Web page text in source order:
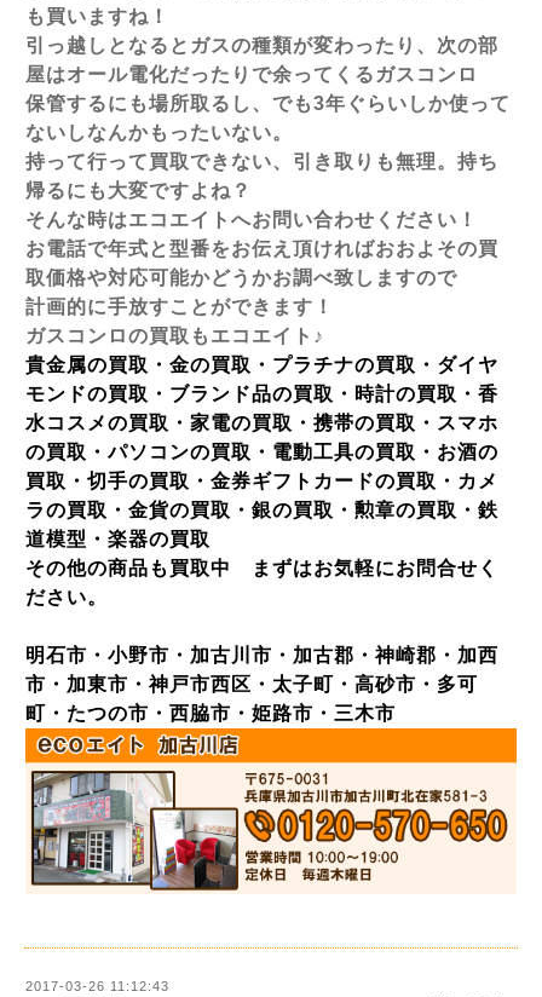
も買いますね！
引っ越しとなるとガスの種類が変わったり、次の部
屋はオール電化だったりで余ってくるガスコンロ
保管するにも場所取るし、でも3年ぐらいしか使って
ないしなんかもったいない。
持って行って買取できない、引き取りも無理。持ち
帰るにも大変ですよね？
そんな時はエコエイトへお問い合わせください！
お電話で年式と型番をお伝え頂ければおおよその買
取価格や対応可能かどうかお調べ致しますので
計画的に手放すことができます！
ガスコンロの買取もエコエイト♪
貴金属の買取・金の買取・プラチナの買取・ダイヤ
モンドの買取・ブランド品の買取・時計の買取・香
水コスメの買取・家電の買取・携帯の買取・スマホ
の買取・パソコンの買取・電動工具の買取・お酒の
買取・切手の買取・金券ギフトカードの買取・カメ
ラの買取・金貨の買取・銀の買取・勲章の買取・鉄
道模型・楽器の買取
その他の商品も買取中 まずはお気軽にお問合せく
ださい。
明石市・小野市・加古川市・加古郡・神崎郡・加西
市・加東市・神戸市西区・太子町・高砂市・多可
町・たつの市・西脇市・姫路市・三木市
2017-03-26 11:12:43